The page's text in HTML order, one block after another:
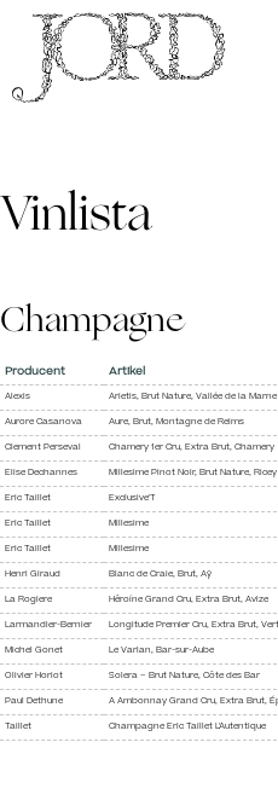
Vinlista
Champagne
Producent Artikel
Alexis Arietis, Brut Nature, Vallée de la Marne
Aurore Casanova Aure, Brut, Montagne de Reims
Clement Perseval Chamery 1er Cru, Extra Brut, Chamery
Elise Dechannes Millesime Pinot Noir, Brut Nature, Ricey
Eric Taillet Exclusive'T
Eric Taillet Millesime
Eric Taillet Millesime
Henri Giraud Blanc de Craie, Brut, Aÿ
La Rogiere Hêroíne Grand Cru, Extra Brut, Avize
Larmandier-Bernier
Michel Gonet Le Varlan, Bar-sur-Aube
Olivier Horiot Solera – Brut Nature, Côte des Bar
Paul Dethune
Taillet Champagne Eric Taillet L'Autentique